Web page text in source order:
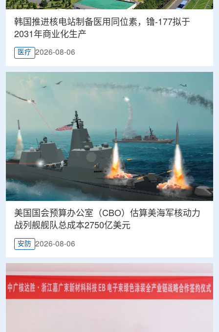
韩国推进核电站制备医用同位素，镥-177拟于
2031年商业化生产
医疗 2026-08-06
美国国会预算办公室（CBO）估算美海军核动力
战列舰舰队总成本2750亿美元
安防 2026-08-06